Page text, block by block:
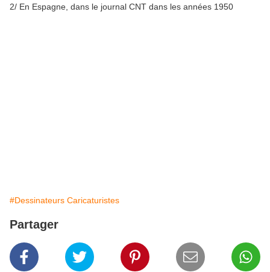
2/ En Espagne, dans le journal CNT dans les années 1950
#Dessinateurs Caricaturistes
Partager